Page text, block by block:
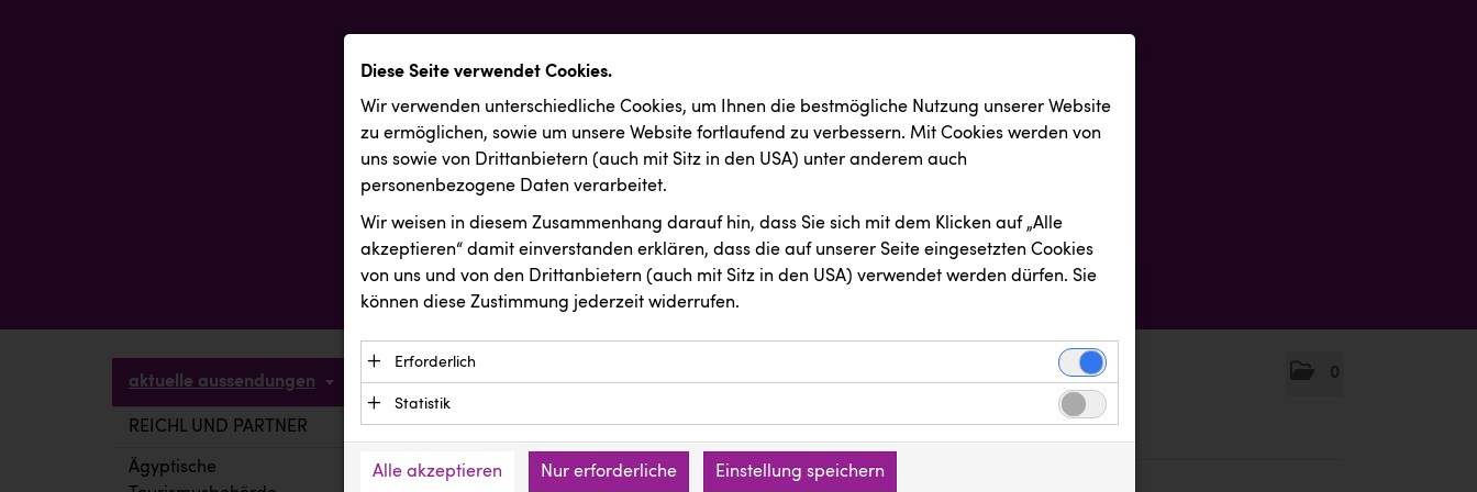
0
aktuelle aussendungen
REICHL UND PARTNER
Ägyptische
Diese Seite verwendet Cookies.
Wir verwenden unterschiedliche Cookies, um Ihnen die best­mögliche Nutzung unserer Website
zu ermöglichen, sowie um unsere Website fortlaufend zu verbessern. Mit Cookies werden von
uns sowie von Drittanbietern (auch mit Sitz in den USA) unter anderem auch
personenbezogene Daten verarbeitet.
Wir weisen in diesem Zusammenhang darauf hin, dass Sie sich mit dem Klicken auf „Alle
akzeptieren“ damit ein­ver­standen erklären, dass die auf unserer Seite eingesetzten Cookies
von uns und von den Drittanbietern (auch mit Sitz in den USA) verwendet werden dürfen. Sie
können diese Zustimmung jederzeit widerrufen.
Erforderlich
Essenzielle Cookies ermöglichen grundlegende Funktionen und sind für die einwandfreie
Funktion der Website erforderlich. Diese Cookies speichern keine personenbezogenen
Daten und werden an keine Dritten übermittelt.
Anbieter: Eigentümer der Website (Erstanbieter)
Statistik
verstehen, wie unsere Besucher unsere Website nutzen.
Alle akzeptieren Nur erforderliche Einstellung speichern